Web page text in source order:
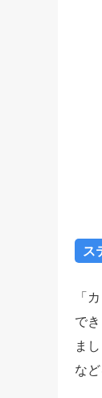
ス
「
で
ま
な